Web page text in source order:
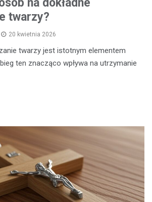
na dokładne
twarzy?
20 kwietnia 2026
twarzy jest istotnym elementem
ten znacząco wpływa na utrzymanie